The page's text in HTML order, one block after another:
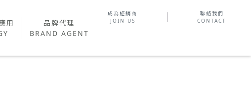
品牌代理
BRAND AGENT
用
品牌代理
BRAND AGENT
成為經銷商
JOIN US
聯絡我們
CONTACT